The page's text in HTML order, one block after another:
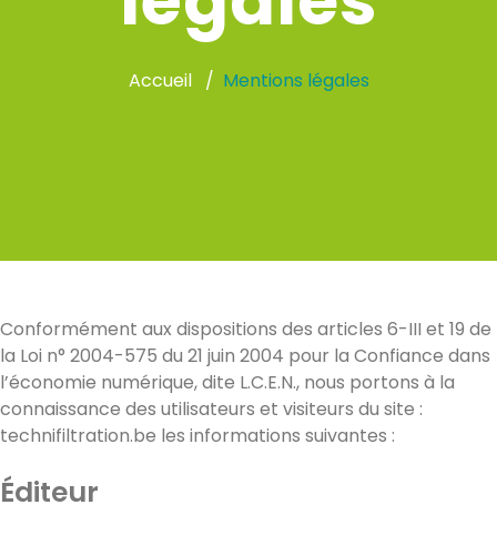
Accueil Mentions légales
Conformément aux dispositions des articles 6-III et 19 de
la Loi n° 2004-575 du 21 juin 2004 pour la Confiance dans
l’économie numérique, dite L.C.E.N., nous portons à la
connaissance des utilisateurs et visiteurs du site :
technifiltration.be les informations suivantes :
Éditeur